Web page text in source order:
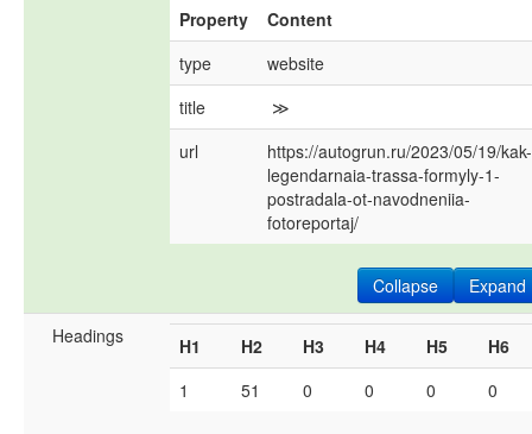
Property
Content
type
website
title
≫
url
https://autogrun.ru/2023/05/19/kak-
legendarnaia-trassa-formyly-1-
postradala-ot-navodneniia-
fotoreportaj/
Expand
Collapse
Headings H1 H2 H3 H4 H5
H6
1
51 0 0 0 0